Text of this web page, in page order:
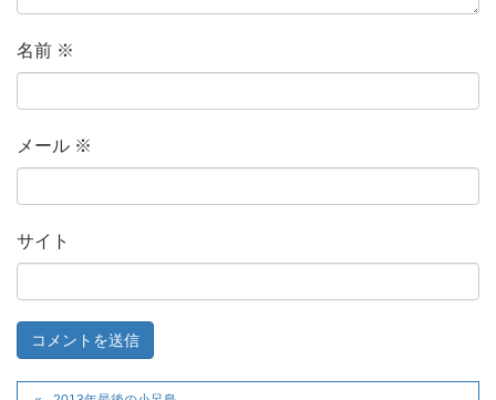
名前 ※
メール ※
サイト